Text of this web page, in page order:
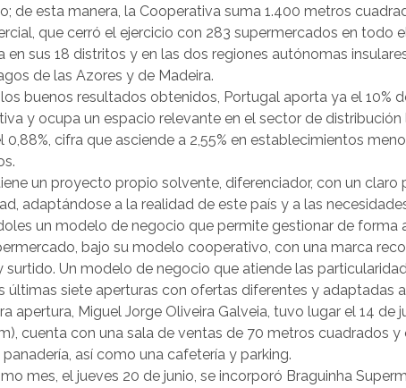
de esta manera, la Cooperativa suma 1.400 metros
que cerró el ejercicio con 283 supermercados en todo
en sus 18 distritos y en las dos regiones autónomas
de las Azores y de Madeira.
buenos resultados obtenidos, Portugal aporta ya el 10%
y ocupa un espacio relevante en el sector de distribución
0,88%, cifra que asciende a 2,55% en establecimientos
un proyecto propio solvente, diferenciador, con un
adaptándose a la realidad de este país y a las
un modelo de negocio que permite gestionar de forma
bajo su modelo cooperativo, con una marca
surtido. Un modelo de negocio que atiende las
últimas siete aperturas con ofertas diferentes y adaptadas
apertura, Miguel Jorge Oliveira Galveia, tuvo lugar el 14 de
cuenta con una sala de ventas de 70 metros cuadrados
así como una cafetería y parking.
mes, el jueves 20 de junio, se incorporó Braguinha